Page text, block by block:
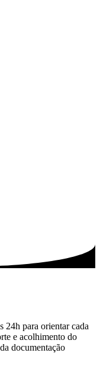
24h para orientar cada
e acolhimento do
documentação